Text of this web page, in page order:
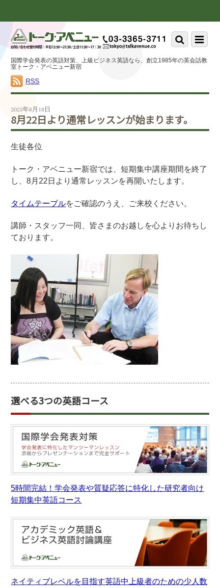
down
content
国際学会発表の英語対策、上級ビジネス英語なら、創立1985年の英会話教
室トーク・アベニュー新宿
RSS
Menu
Scroll
down
to
2025年8月18日
8月22日より通常レッスンが始まります。
生徒各位
トーク・アベニュー新宿では、短期集中講座期間を終了
し、8月22日より通常レッスンを再開いたします。
タイムテーブルをご確認のうえ、ご来校ください。
講師・スタッフ一同、皆さまのお越しを心よりお待ちし
ております。
選べる3つの英語コース
5時間完結！学会発表や質疑応答に特化した研究者向け
短期集中英語コース
ネイティブレベルを目指す英語中上級者のための少人数